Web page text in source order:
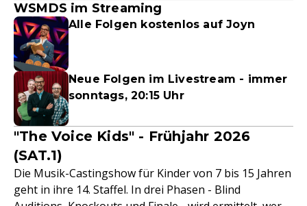
WSMDS im Streaming
Alle Folgen kostenlos auf Joyn
Neue Folgen im Livestream - immer
sonntags, 20:15 Uhr
"The Voice Kids" - Frühjahr 2026
(SAT.1)
Die Musik-Castingshow für Kinder von 7 bis 15 Jahren
geht in ihre 14. Staffel. In drei Phasen - Blind